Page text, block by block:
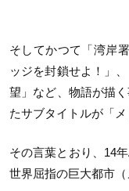
そしてかつて「湾岸
ッジを封鎖せよ！」
望」など、物語が描
たサブタイトルが「
その言葉とおり、14
世界屈指の巨大都市（